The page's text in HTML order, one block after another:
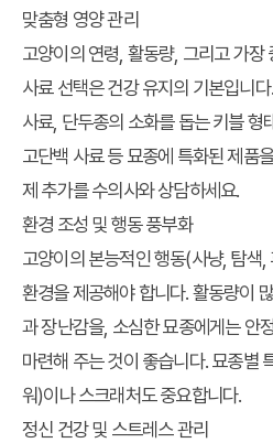
맞춤형 영양 관리
고양이의 연령, 활동량, 그리고 가장
사료 선택은 건강 유지의 기본입니
사료, 단두종의 소화를 돕는 키블 형
고단백 사료 등 묘종에 특화된 제품
제 추가를 수의사와 상담하세요.
환경 조성 및 행동 풍부화
고양이의 본능적인 행동(사냥, 탐색
환경을 제공해야 합니다. 활동량이
과 장난감을, 소심한 묘종에게는 안
마련해 주는 것이 좋습니다. 묘종별
워)이나 스크래처도 중요합니다.
정신 건강 및 스트레스 관리